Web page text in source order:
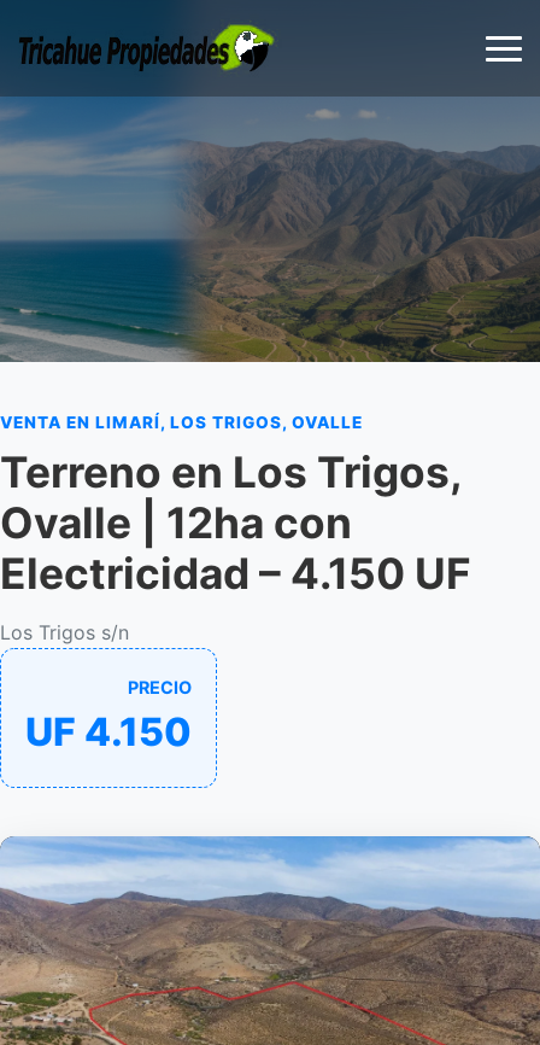
VENTA EN LIMARÍ, LOS TRIGOS, OVALLE
Terreno en Los Trigos,
Ovalle | 12ha con
Electricidad – 4.150 UF
Los Trigos s/n
PRECIO
UF 4.150